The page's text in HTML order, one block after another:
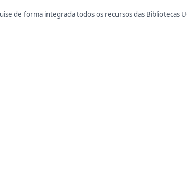
de forma integrada todos os recursos das Bibliotecas